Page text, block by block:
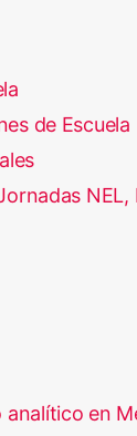
de Escuela
NEL,
analítico en